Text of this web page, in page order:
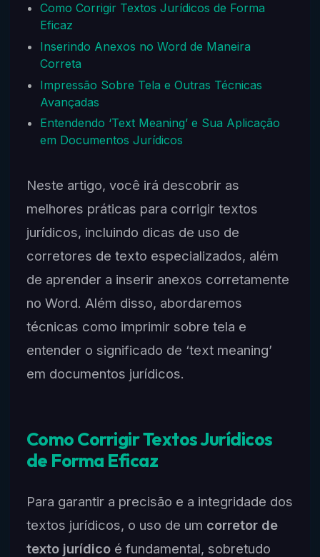
Como Corrigir Textos Jurídicos de Forma
Eficaz
Inserindo Anexos no Word de Maneira
Correta
Impressão Sobre Tela e Outras Técnicas
Avançadas
Entendendo ‘Text Meaning’ e Sua Aplicação
em Documentos Jurídicos
Neste artigo, você irá descobrir as
melhores práticas para corrigir textos
jurídicos, incluindo dicas de uso de
corretores de texto especializados, além
de aprender a inserir anexos corretamente
no Word. Além disso, abordaremos
técnicas como imprimir sobre tela e
entender o significado de ‘text meaning’
em documentos jurídicos.
Como Corrigir Textos Jurídicos
de Forma Eficaz
Para garantir a precisão e a integridade dos
textos jurídicos, o uso de um corretor de
texto jurídicoé fundamental, sobretudo